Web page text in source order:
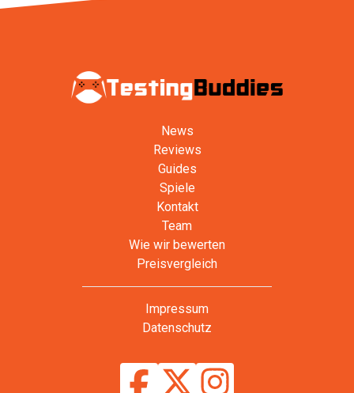
News
Reviews
Guides
Spiele
Kontakt
Team
Wie wir bewerten
Preisvergleich
Impressum
Datenschutz